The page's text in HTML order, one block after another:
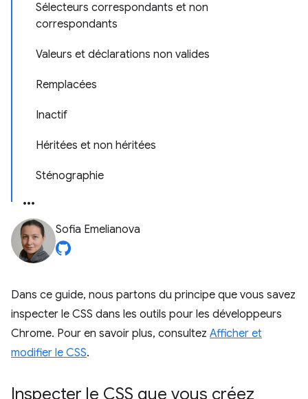
Sélecteurs correspondants et non
correspondants
Valeurs et déclarations non valides
Remplacées
Inactif
Héritées et non héritées
Sténographie
Sofia Emelianova
Dans ce guide, nous partons du principe que vous savez
inspecter le CSS dans les outils pour les développeurs
Chrome. Pour en savoir plus, consultez Afficher et
modifier le CSS.
Inspecter le CSS que vous créez